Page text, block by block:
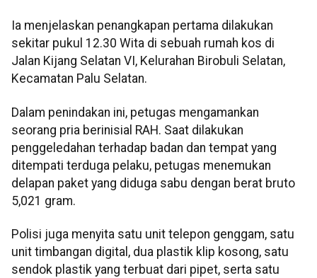
Ia menjelaskan penangkapan pertama dilakukan
sekitar pukul 12.30 Wita di sebuah rumah kos di
Jalan Kijang Selatan VI, Kelurahan Birobuli Selatan,
Kecamatan Palu Selatan.
Dalam penindakan ini, petugas mengamankan
seorang pria berinisial RAH. Saat dilakukan
penggeledahan terhadap badan dan tempat yang
ditempati terduga pelaku, petugas menemukan
delapan paket yang diduga sabu dengan berat bruto
5,021 gram.
Polisi juga menyita satu unit telepon genggam, satu
unit timbangan digital, dua plastik klip kosong, satu
sendok plastik yang terbuat dari pipet, serta satu